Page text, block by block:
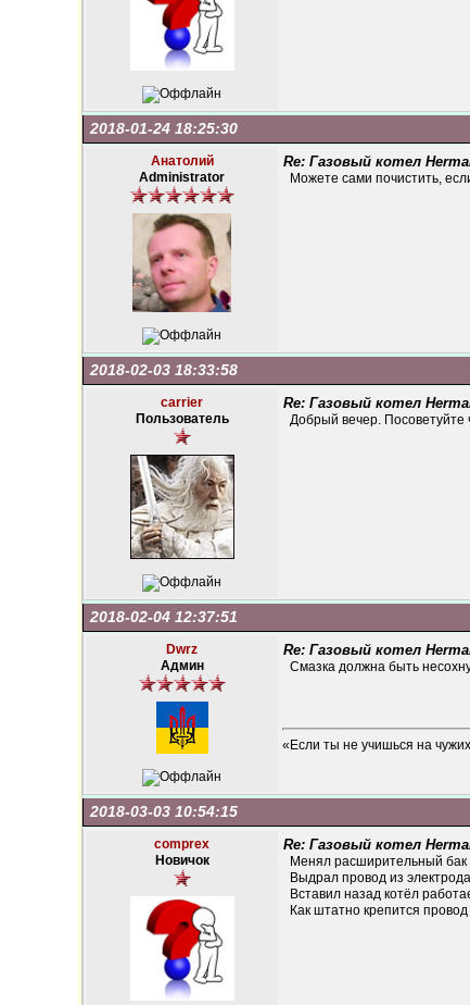
2018-01-24 18:25:30
Анатолий
Administrator
Re: Газовый котел
Можете сами почистить,
2018-02-03 18:33:58
carrier
Пользователь
Re: Газовый котел
Добрый вечер. Посоветуйте
2018-02-04 12:37:51
Dwrz
Админ
Re: Газовый котел
Смазка должна быть
«Если ты не учишься на
2018-03-03 10:54:15
comprex
Новичок
Re: Газовый котел
Менял расширительный бак
Выдрал провод из
Вставил назад котёл
Как штатно крепится